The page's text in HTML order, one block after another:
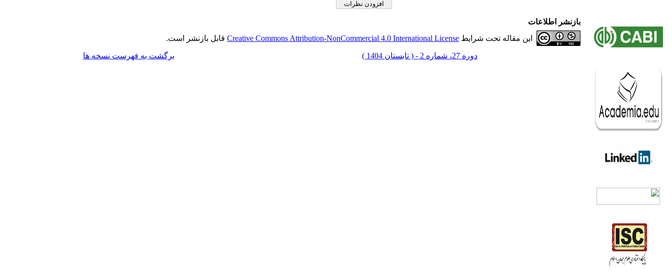
بازنشر اطلاعات
این مقاله تحت شرایط Creative Commons Attribution-NonCommercial 4.0 International License قابل بازنشر است.
دوره 27، شماره 2 - ( تابستان 1404 ) برگشت به فهرست نسخه ها